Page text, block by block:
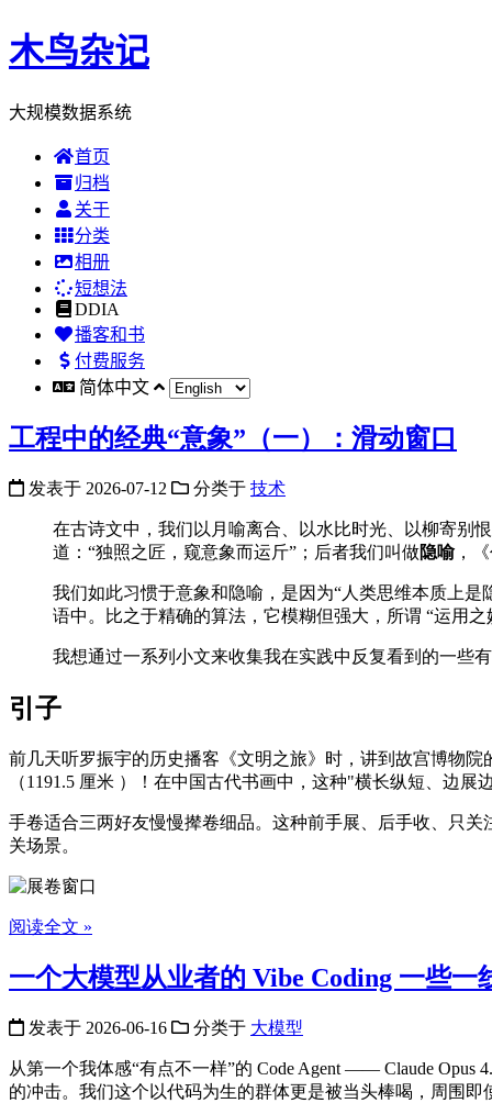
木鸟杂记
大规模数据系统
首页
归档
关于
分类
相册
短想法
DDIA
播客和书
付费服务
简体中文
工程中的经典“意象”（一）：滑动窗口
发表于 2026-07-12 分类于 技术
在古诗文中，我们以月喻离合、以水比时光、以柳寄别
道：“独照之匠，窥意象而运斤”；后者我们叫做隐喻，
我们如此习惯于意象和隐喻，是因为“人类思维本质上
语中。比之于精确的算法，它模糊但强大，所谓 “运用之
我想通过一系列小文来收集我在实践中反复看到的一些
引子
前几天听罗振宇的历史播客《文明之旅》时，讲到故宫博物
（1191.5 厘米 ）！在中国古代书画中，这种"横长纵短、边展
手卷适合三两好友慢慢撵卷细品。这种前手展、后手收、只
关场景。
阅读全文 »
一个大模型从业者的 Vibe Coding 一些一
发表于 2026-06-16 分类于 大模型
从第一个我体感“有点不一样”的 Code Agent —— Claude
的冲击。我们这个以代码为生的群体更是被当头棒喝，周围